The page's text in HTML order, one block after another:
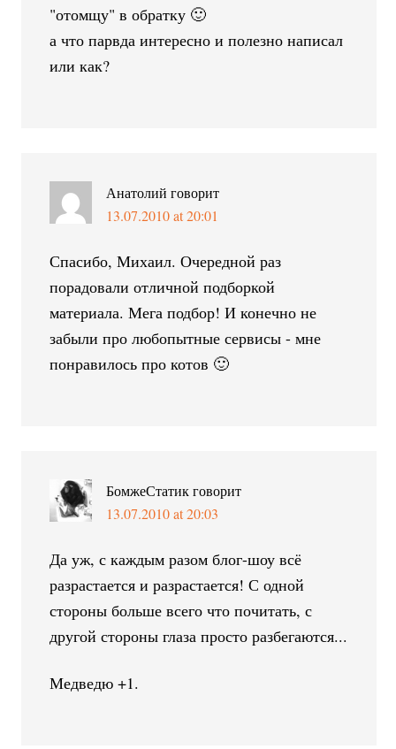
"отомщу" в обратку 🙂
а что парвда интересно и полезно написал
или как?
Анатолий говорит
13.07.2010 at 20:01
Спасибо, Михаил. Очередной раз
порадовали отличной подборкой
материала. Мега подбор! И конечно не
забыли про любопытные сервисы - мне
понравилось про котов 🙂
БомжеСтатик говорит
13.07.2010 at 20:03
Да уж, с каждым разом блог-шоу всё
разрастается и разрастается! С одной
стороны больше всего что почитать, с
другой стороны глаза просто разбегаются...
Медведю +1.